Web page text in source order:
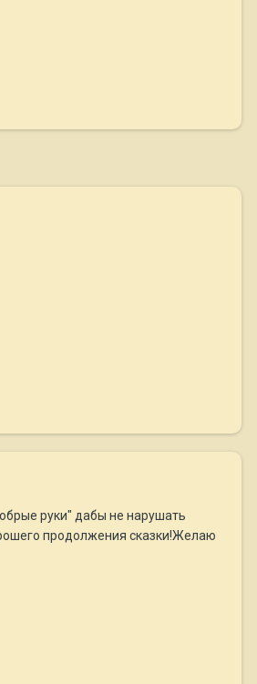
руки" дабы не нарушать
продолжения сказки!Желаю